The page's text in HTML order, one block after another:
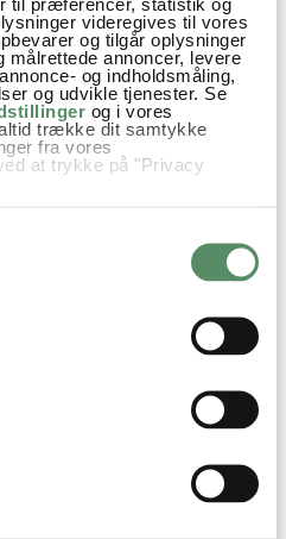
videregives til vores
og tilgår oplysninger
målrettede annoncer, levere
og indholdsmåling,
og udvikle tjenester. Se
og i vores
trække dit samtykke
fra vores
at trykke på "Privacy
om din placering,
for få meter
baseret på en scanning af
Madpakker